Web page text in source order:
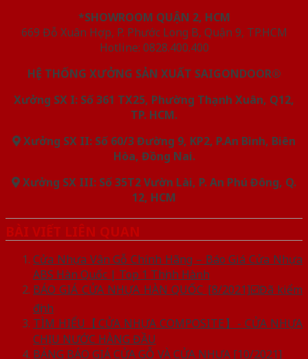
*SHOWROOM QUẬN 2, HCM
669 Đỗ Xuân Hợp, P. Phước Long B, Quận 9, TP.HCM
Hotline: 0828.400.400
HỆ THỐNG XƯỞNG SẢN XUẤT SAIGONDOOR®
Xưởng SX I: Số 361 TX25, Phường Thạnh Xuân, Q12,
TP. HCM.
Xưởng SX II: Số 60/3 Đường 9, KP2, P.An Bình, Biên
Hòa, Đồng Nai.
Xưởng SX III: Số 35T2 Vườn Lài, P. An Phú Đông, Q.
12, HCM
BÀI VIẾT LIÊN QUAN
Cửa Nhựa Vân Gỗ Chính Hãng – Báo Giá Cửa Nhựa
ABS Hàn Quốc | Top 1 Thịnh Hành
BÁO GIÁ CỬA NHỰA HÀN QUỐC [8/2021]☑️Đã kiểm
định
TÌM HIỂU【CỬA NHỰA COMPOSITE】- CỬA NHỰA
CHỊU NƯỚC HÀNG ĐẦU
BẢNG BÁO GIÁ CỬA GỖ VÀ CỬA NHỰA [10/2021]